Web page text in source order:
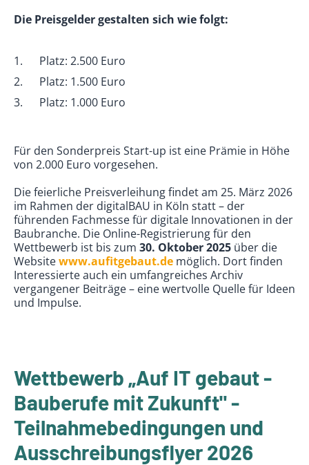
Die Preisgelder gestalten sich wie folgt:
Platz: 2.500 Euro
Platz: 1.500 Euro
Platz: 1.000 Euro
Für den Sonderpreis Start-up ist eine Prämie in Höhe
von 2.000 Euro vorgesehen.
Die feierliche Preisverleihung findet am 25. März 2026
im Rahmen der digitalBAU in Köln statt – der
führenden Fachmesse für digitale Innovationen in der
Baubranche. Die Online-Registrierung für den
Wettbewerb ist bis zum 30. Oktober 2025 über die
Websitewww.aufitgebaut.de möglich. Dort finden
Interessierte auch ein umfangreiches Archiv
vergangener Beiträge – eine wertvolle Quelle für Ideen
und Impulse.
Wettbewerb „Auf IT gebaut -
Bauberufe mit Zukunft" -
Teilnahmebedingungen und
Ausschreibungsflyer 2026